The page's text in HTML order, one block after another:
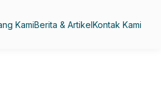
KamiBerita & ArtikelKontak Kami